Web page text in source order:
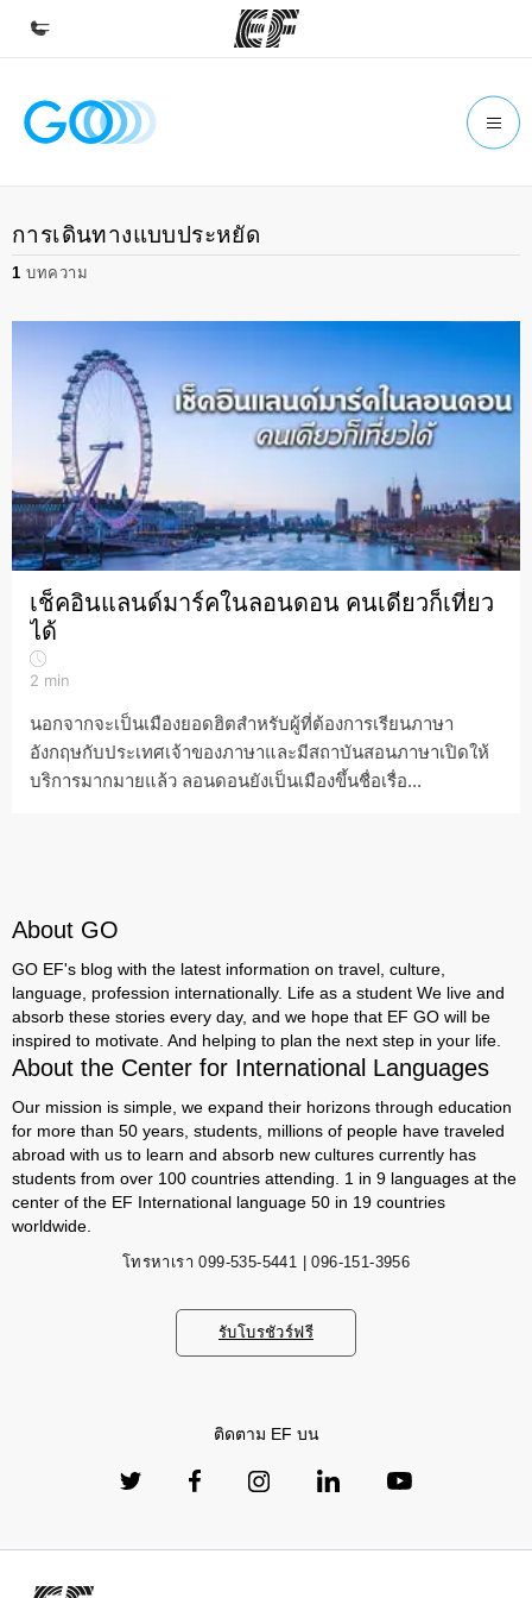
หน้าหลัก
ดูโปรแกรมทั้งหมด
สำนักงาน
ค้นหาสำนักงานที่ใกล้กับคุณ
เกี่ยวกับเรา
ประวัติองค์กร
อาชีพ
ร่วมงานกับเรา
การเดินทางแบบประหยัด
1 บทความ
เช็คอินแลนด์มาร์คในลอนดอน คนเดียวก็เที่ยว
ได้
2 min
นอกจากจะเป็นเมืองยอดฮิตสำหรับผู้ที่ต้องการเรียนภาษา
อังกฤษกับประเทศเจ้าของภาษาและมีสถาบันสอนภาษาเปิดให้
บริการมากมายแล้ว ลอนดอนยังเป็นเมืองขึ้นชื่อเรื่อ...
About GO
GO EF's blog with the latest information on travel, culture,
language, profession internationally. Life as a student We live and
absorb these stories every day, and we hope that EF GO will be
inspired to motivate. And helping to plan the next step in your life.
About the Center for International Languages
Our mission is simple, we expand their horizons through education
for more than 50 years, students, millions of people have traveled
abroad with us to learn and absorb new cultures currently has
students from over 100 countries attending. 1 in 9 languages ​​at the
center of the EF International language 50 in 19 countries
worldwide.
โทรหาเรา 099-535-5441 | 096-151-3956
รับโบรชัวร์ฟรี
ติดตาม EF บน